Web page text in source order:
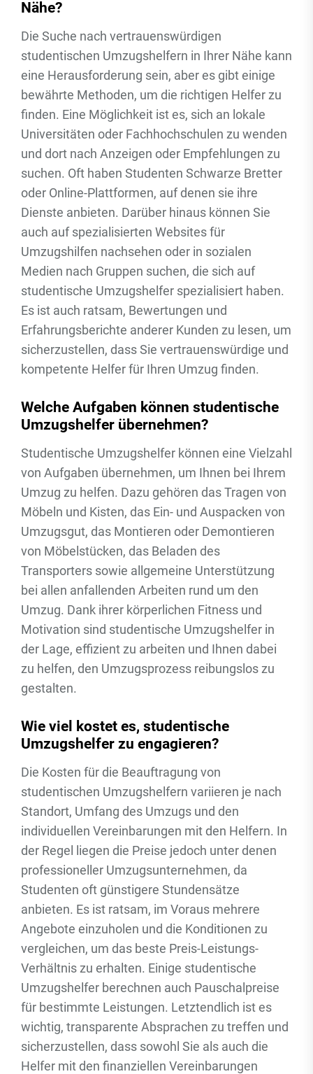
Nähe?
Die Suche nach vertrauenswürdigen
studentischen Umzugshelfern in Ihrer Nähe kann
eine Herausforderung sein, aber es gibt einige
bewährte Methoden, um die richtigen Helfer zu
finden. Eine Möglichkeit ist es, sich an lokale
Universitäten oder Fachhochschulen zu wenden
und dort nach Anzeigen oder Empfehlungen zu
suchen. Oft haben Studenten Schwarze Bretter
oder Online-Plattformen, auf denen sie ihre
Dienste anbieten. Darüber hinaus können Sie
auch auf spezialisierten Websites für
Umzugshilfen nachsehen oder in sozialen
Medien nach Gruppen suchen, die sich auf
studentische Umzugshelfer spezialisiert haben.
Es ist auch ratsam, Bewertungen und
Erfahrungsberichte anderer Kunden zu lesen, um
sicherzustellen, dass Sie vertrauenswürdige und
kompetente Helfer für Ihren Umzug finden.
Welche Aufgaben können studentische
Umzugshelfer übernehmen?
Studentische Umzugshelfer können eine Vielzahl
von Aufgaben übernehmen, um Ihnen bei Ihrem
Umzug zu helfen. Dazu gehören das Tragen von
Möbeln und Kisten, das Ein- und Auspacken von
Umzugsgut, das Montieren oder Demontieren
von Möbelstücken, das Beladen des
Transporters sowie allgemeine Unterstützung
bei allen anfallenden Arbeiten rund um den
Umzug. Dank ihrer körperlichen Fitness und
Motivation sind studentische Umzugshelfer in
der Lage, effizient zu arbeiten und Ihnen dabei
zu helfen, den Umzugsprozess reibungslos zu
gestalten.
Wie viel kostet es, studentische
Umzugshelfer zu engagieren?
Die Kosten für die Beauftragung von
studentischen Umzugshelfern variieren je nach
Standort, Umfang des Umzugs und den
individuellen Vereinbarungen mit den Helfern. In
der Regel liegen die Preise jedoch unter denen
professioneller Umzugsunternehmen, da
Studenten oft günstigere Stundensätze
anbieten. Es ist ratsam, im Voraus mehrere
Angebote einzuholen und die Konditionen zu
vergleichen, um das beste Preis-Leistungs-
Verhältnis zu erhalten. Einige studentische
Umzugshelfer berechnen auch Pauschalpreise
für bestimmte Leistungen. Letztendlich ist es
wichtig, transparente Absprachen zu treffen und
sicherzustellen, dass sowohl Sie als auch die
Helfer mit den finanziellen Vereinbarungen